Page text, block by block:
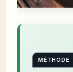
MÉTHODE